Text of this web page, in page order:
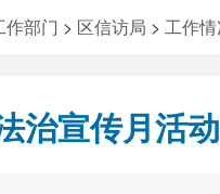
作部门 > 区信访局 > 工作
治宣传月活